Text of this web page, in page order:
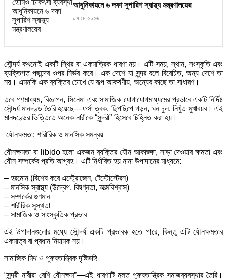
আধুনিকায়নে ৬ দফা সুপারিশ স্বাস্থ্য মন্ত্রণালয়ের
০৭ মে ২০২৬
সৌন্দর্য কখনোই একটি স্থির বা একমাত্রিক ধারণা নয়। এটি সময়, স্থান, সংস্কৃতি এবং
ব্যক্তিগত পছন্দের ওপর নির্ভর করে। এক দেশে যা সুন্দর বলে বিবেচিত, অন্য দেশে তা
নয়। এমনকি এক ব্যক্তির চোখে যে রূপ আকর্ষণীয়, অন্যের কাছে তা সাধারণ।
তবে গণমাধ্যম, বিজ্ঞাপন, সিনেমা এবং সামাজিক যোগাযোগমাধ্যমের প্রভাবে একটি নির্দিষ্ট
সৌন্দর্য মানদণ্ড তৈরি হয়েছে—ফর্সা ত্বক, ছিপছিপে গড়ন, ঘন চুল, নিখুঁত মুখাবয়ব। এই
মানদণ্ডের ভিত্তিতে অনেক নারীকে “সুন্দরী” হিসেবে চিহ্নিত করা হয়।
যৌনক্ষমতা: শারীরিক ও মানসিক সমন্বয়
যৌনক্ষমতা বা libido হলো একজন ব্যক্তির যৌন আকাঙ্ক্ষা, সাড়া দেওয়ার ক্ষমতা এবং
যৌন সম্পর্কের প্রতি আগ্রহ। এটি নির্ধারিত হয় নানা উপাদানের মাধ্যমে:
– হরমোন (বিশেষ করে এস্ট্রোজেন, টেস্টোস্টেরন)
– মানসিক স্বাস্থ্য (উদ্বেগ, বিষণ্নতা, আত্মবিশ্বাস)
– সম্পর্কের গুণমান
– শারীরিক সুস্থতা
– সামাজিক ও সাংস্কৃতিক প্রভাব
এই উপাদানগুলোর মধ্যে সৌন্দর্য একটি প্রভাবক হতে পারে, কিন্তু এটি যৌনক্ষমতার
একমাত্র বা প্রধান নিয়ামক নয়।
সামাজিক মিথ ও পুরুষতান্ত্রিক দৃষ্টিভঙ্গি
“সুন্দরী নারীরা বেশি যৌনক্ষম”—এই ধারণাটি মূলত পুরুষতান্ত্রিক সমাজব্যবস্থার তৈরি।